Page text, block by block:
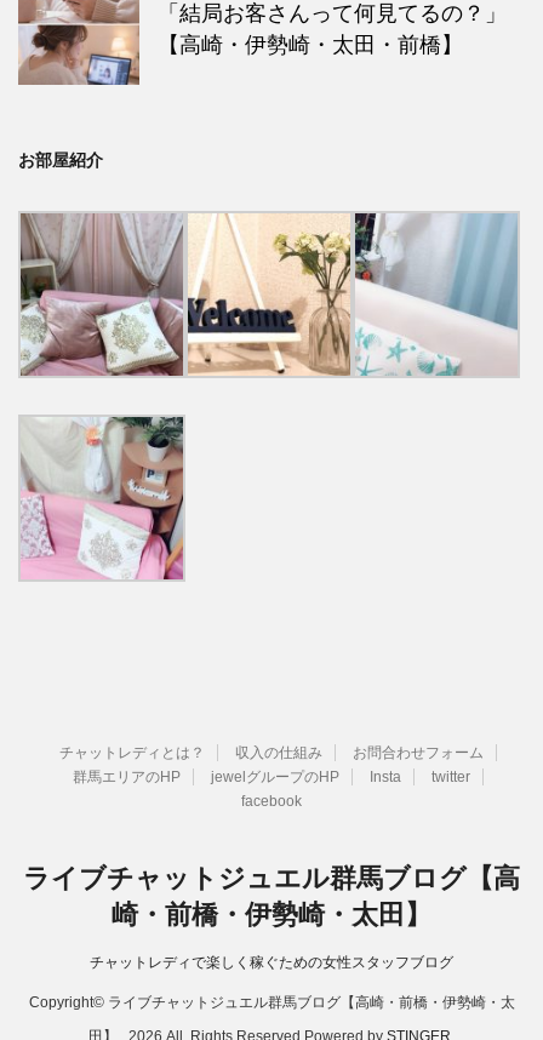
「結局お客さんって何見てるの？」
【高崎・伊勢崎・太田・前橋】
お部屋紹介
チャットレディとは？ 収入の仕組み
お問合わせフォーム
群馬エリアのHP
jewelグループのHP Insta
twitter
facebook
ライブチャットジュエル群馬ブログ【高
崎・前橋・伊勢崎・太田】
チャットレディで楽しく稼ぐための女性スタッフブログ
Copyright© ライブチャットジュエル群馬ブログ【高崎・前橋・伊勢崎・太